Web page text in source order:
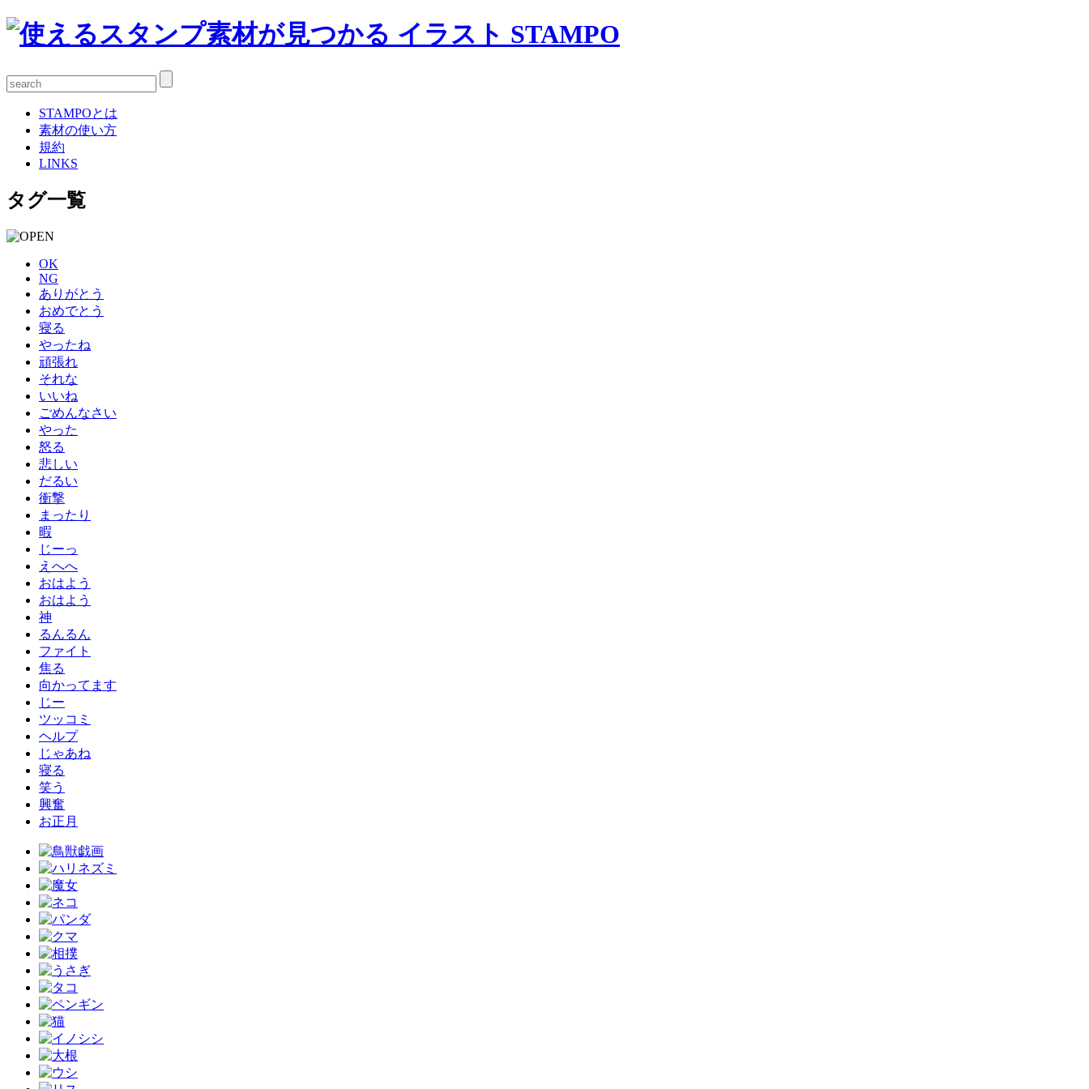
STAMPOとは
素材の使い方
規約
LINKS
タグ一覧
OK
NG
ありがとう
おめでとう
寝る
やったね
頑張れ
それな
いいね
ごめんなさい
やった
怒る
悲しい
だるい
衝撃
まったり
暇
じーっ
えへへ
おはよう
おはよう
神
るんるん
ファイト
焦る
向かってます
じー
ツッコミ
ヘルプ
じゃあね
寝る
笑う
興奮
お正月